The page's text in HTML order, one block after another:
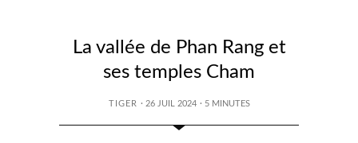
La vallée de Phan Rang et
ses temples Cham
TIGER · 26 JUIL 2024 · 5 MINUTES